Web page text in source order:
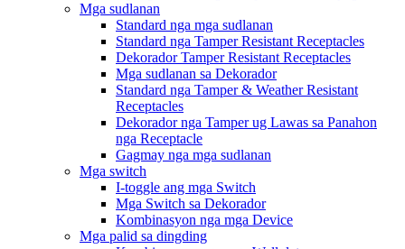
Mga sudlanan
Standard nga mga sudlanan
Standard nga Tamper Resistant Receptacles
Dekorador Tamper Resistant Receptacles
Mga sudlanan sa Dekorador
Standard nga Tamper & Weather Resistant
Receptacles
Dekorador nga Tamper ug Lawas sa Panahon
nga Receptacle
Gagmay nga mga sudlanan
Mga switch
I-toggle ang mga Switch
Mga Switch sa Dekorador
Kombinasyon nga mga Device
Mga palid sa dingding